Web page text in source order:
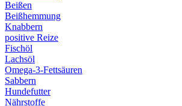
Beißen
Beißhemmung
Knabbern
positive Reize
Fischöl
Lachsöl
Omega-3-Fettsäuren
Sabbern
Hundefutter
Nährstoffe